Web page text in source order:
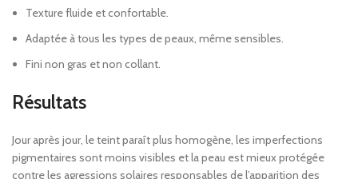
Texture fluide et confortable.
Adaptée à tous les types de peaux, même sensibles.
Fini non gras et non collant.
Résultats
Jour après jour, le teint paraît plus homogène, les imperfections
pigmentaires sont moins visibles et la peau est mieux protégée
contre les agressions solaires responsables de l’apparition des